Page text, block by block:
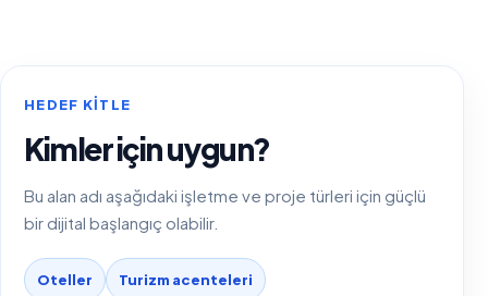
HEDEF KITLE
Kimler için uygun?
Bu alan adı aşağıdaki işletme ve proje türleri için güçlü
bir dijital başlangıç olabilir.
Oteller Turizm acenteleri